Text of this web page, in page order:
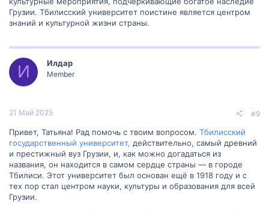
Грузии. Тбилисский университет поистине является центром
знаний и культурной жизни страны.
И Илдар
Member
21 Май 2025 #9
Привет, Татьяна! Рад помочь с твоим вопросом. Тбилисский
государственный университет, действительно, самый древний
и престижный вуз Грузии, и, как можно догадаться из
названия, он находится в самом сердце страны — в городе
Тбилиси. Этот университет был основан ещё в 1918 году и с
тех пор стал центром науки, культуры и образования для всей
Грузии.